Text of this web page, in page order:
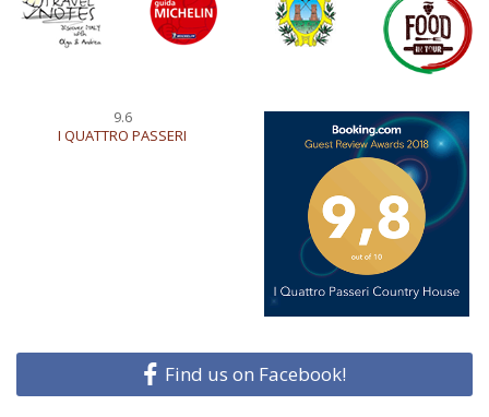
9.6
I QUATTRO PASSERI
Find us on Facebook!